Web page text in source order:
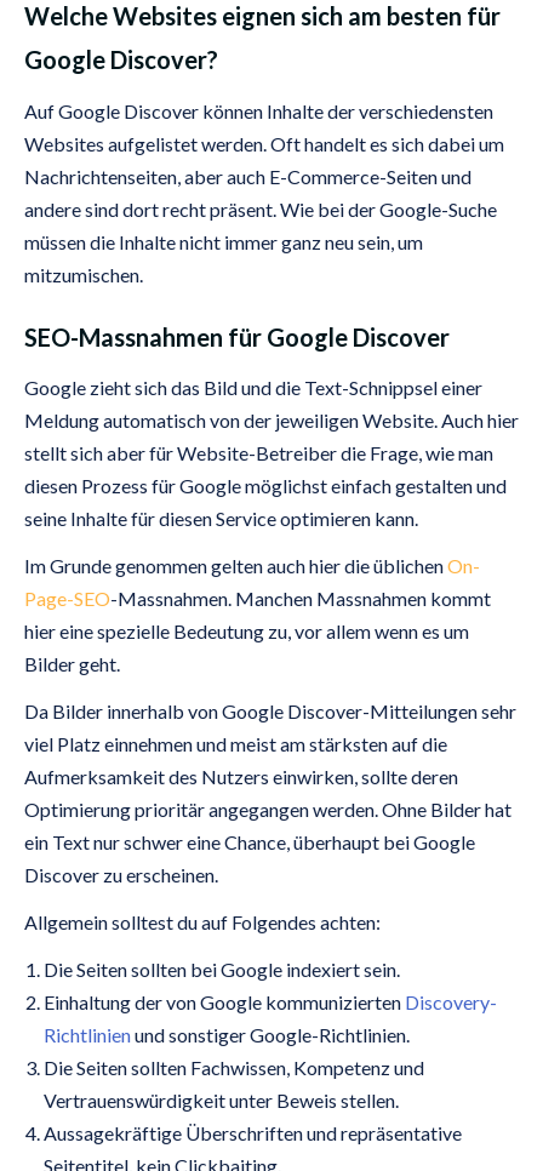
Welche Websites eignen sich am besten für
Google Discover?
Auf Google Discover können Inhalte der verschiedensten
Websites aufgelistet werden. Oft handelt es sich dabei um
Nachrichtenseiten, aber auch E-Commerce-Seiten und
andere sind dort recht präsent. Wie bei der Google-Suche
müssen die Inhalte nicht immer ganz neu sein, um
mitzumischen.
SEO-Massnahmen für Google Discover
Google zieht sich das Bild und die Text-Schnippsel einer
Meldung automatisch von der jeweiligen Website. Auch hier
stellt sich aber für Website-Betreiber die Frage, wie man
diesen Prozess für Google möglichst einfach gestalten und
seine Inhalte für diesen Service optimieren kann.
Im Grunde genommen gelten auch hier die üblichenOn-
Page-SEO-Massnahmen. Manchen Massnahmen kommt
hier eine spezielle Bedeutung zu, vor allem wenn es um
Bilder geht.
Da Bilder innerhalb von Google Discover-Mitteilungen sehr
viel Platz einnehmen und meist am stärksten auf die
Aufmerksamkeit des Nutzers einwirken, sollte deren
Optimierung prioritär angegangen werden. Ohne Bilder hat
ein Text nur schwer eine Chance, überhaupt bei Google
Discover zu erscheinen.
Allgemein solltest du auf Folgendes achten:
Die Seiten sollten bei Google indexiert sein.
Einhaltung der von Google kommunizierten Discovery-
Richtlinienund sonstiger Google-Richtlinien.
Die Seiten sollten Fachwissen, Kompetenz und
Vertrauenswürdigkeit unter Beweis stellen.
Aussagekräftige Überschriften und repräsentative
Seitentitel, kein Clickbaiting.